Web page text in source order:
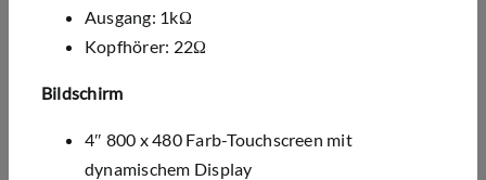
Ausgang: 1kΩ
Kopfhörer: 22Ω
Bildschirm
4″ 800 x 480 Farb-Touchscreen mit
dynamischem Display